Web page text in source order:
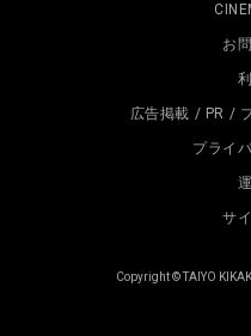
お
広告掲載 / PR /
プライ
サ
Copyright © TAIYO